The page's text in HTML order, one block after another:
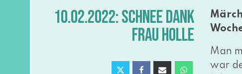
10.02.2022: SCHNEE DANK
FRAU HOLLE
Man
war